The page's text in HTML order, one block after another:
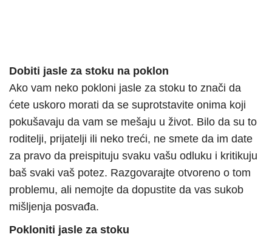
Dobiti jasle za stoku na poklon
Ako vam neko pokloni jasle za stoku to znači da
ćete uskoro morati da se suprotstavite onima koji
pokušavaju da vam se mešaju u život. Bilo da su to
roditelji, prijatelji ili neko treći, ne smete da im date
za pravo da preispituju svaku vašu odluku i kritikuju
baš svaki vaš potez. Razgovarajte otvoreno o tom
problemu, ali nemojte da dopustite da vas sukob
mišljenja posvađa.
Pokloniti jasle za stoku